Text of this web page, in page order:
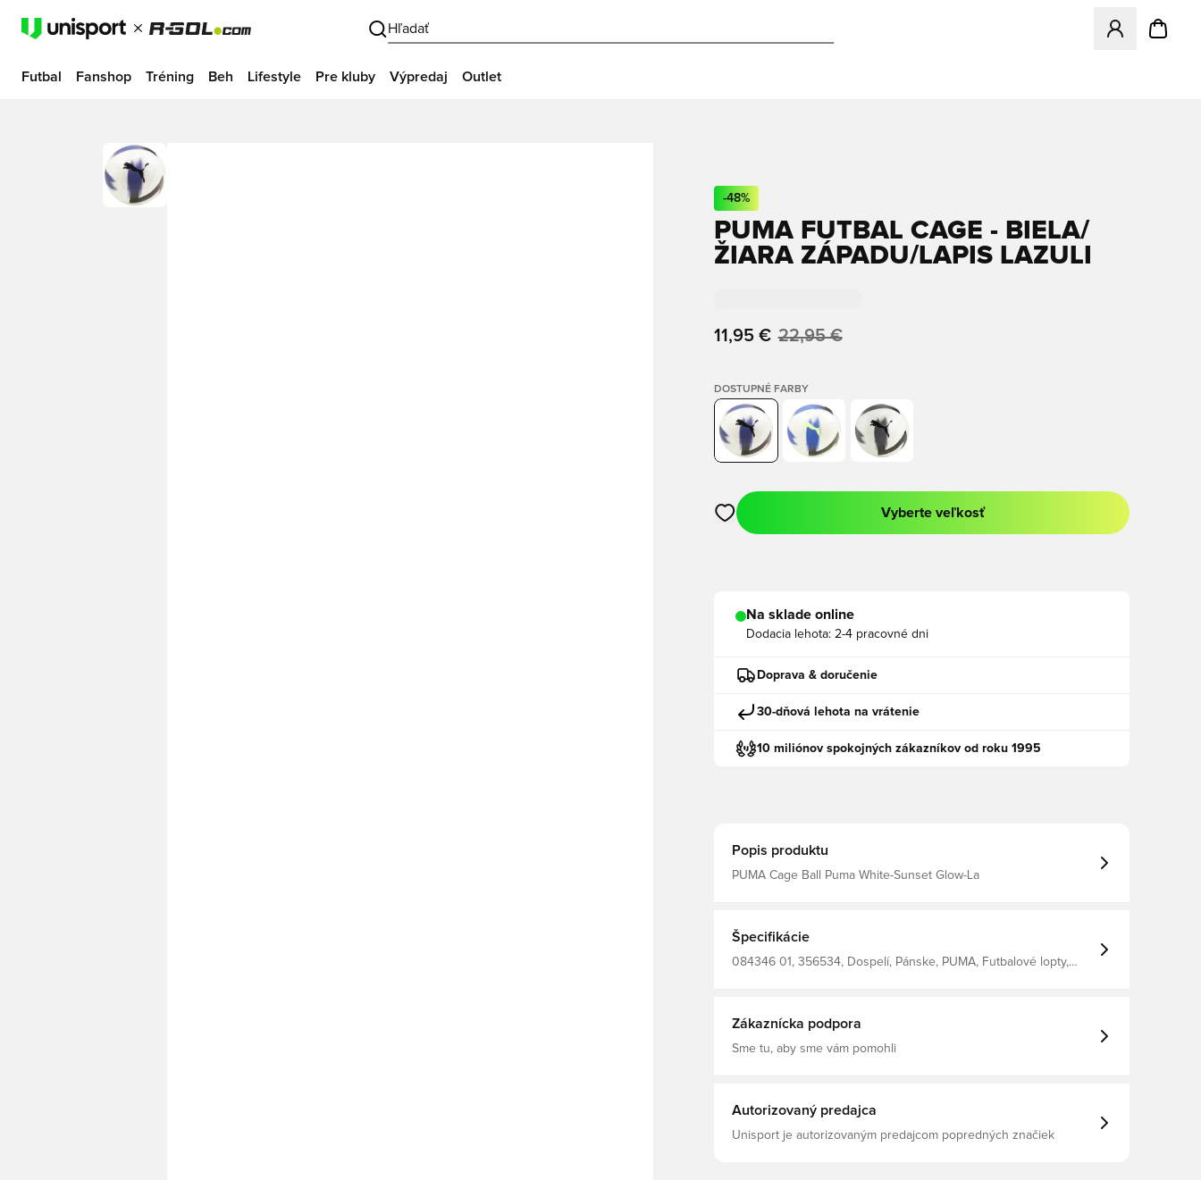
Hľadať
Otvorí modál
Futbal Fanshop Tréning Beh Lifestyle Pre kluby Výpredaj Outlet
-48%
PUMA FUTBAL CAGE - BIELA/
ŽIARA ZÁPADU/LAPIS LAZULI
11,95 € 22,95 €
DOSTUPNÉ FARBY
Otvorí modál na prihlásenie alebo registráciu ako člen
Vyberte veľkosť
Na sklade online
Dodacia lehota: 2-4 pracovné dni
Doprava & doručenie
30-dňová lehota na vrátenie
10 miliónov spokojných zákazníkov od roku 1995
Popis produktu
PUMA Cage Ball Puma White-Sunset Glow-La
Špecifikácie
084346 01, 356534, Dospelí, Pánske, PUMA, Futbalové lopty,
Zákaznícka podpora
Sme tu, aby sme vám pomohli
Autorizovaný predajca
Unisport je autorizovaným predajcom popredných značiek